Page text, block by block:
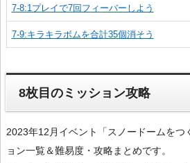
7-8:1プレイで7回フィーバーしよう
7-9:キラキラボムを合計35個消そう
8枚目のミッション攻略
2023年12月イベント「スノードームをつ
ョン一覧＆難易度・攻略まとめです。